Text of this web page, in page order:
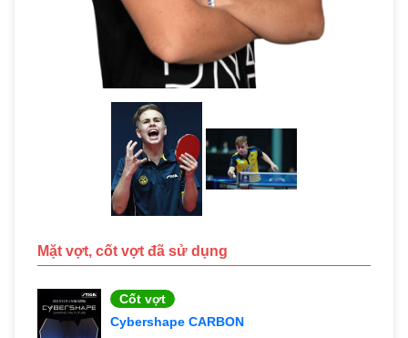
Mặt vợt, cốt vợt đã sử dụng
Cốt vợt
Cybershape CARBON